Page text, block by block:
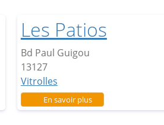
Les Patios
Bd Paul Guigou
13127
Vitrolles
En savoir plussur Les Patios